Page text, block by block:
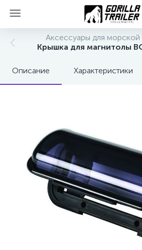
Аксессуары для морской
Крышка для магнитолы
Описание Характеристики